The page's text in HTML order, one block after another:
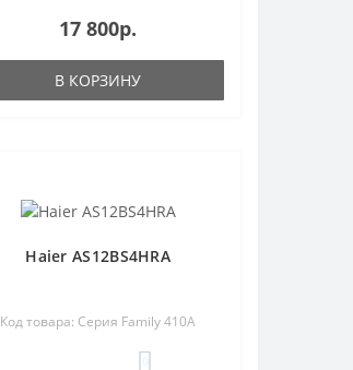
17 800р.
В КОРЗИНУ
Haier AS12BS4HRA
Код товара: Серия Family 410A